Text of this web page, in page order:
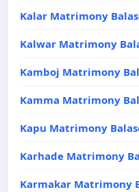
Kalar Matrimony
Kalwar Matrimony
Kamboj Matrimony
Kamma Matrimony
Kapu Matrimony
Karhade Matrimony
Karmakar Matrimony